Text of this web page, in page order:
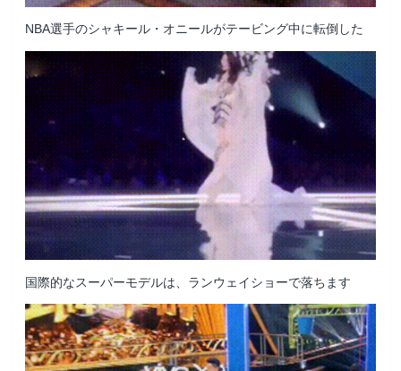
NBA選手のシャキール ・ オニールがテービング中に転倒した
国際的なスーパーモデルは、ランウェイショーで落ちます